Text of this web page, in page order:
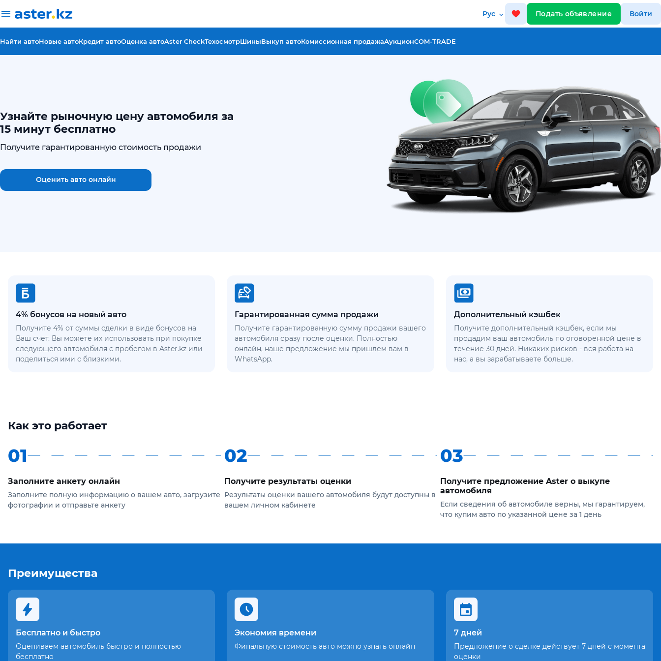
Рус Подать объявление Войти
Найти автоНовые автоКредит автоОценка автоAster CheckТехосмотрШиныВыкуп автоКомиссионная продажаАукционCOM-TRADE
Узнайте рыночную цену автомобиля за
15 минут бесплатно
Получите гарантированную стоимость продажи
Оценить авто онлайн
4% бонусов на новый авто
Получите 4% от суммы сделки в виде бонусов на
Ваш счет. Вы можете их использовать при покупке
следующего автомобиля с пробегом в Aster.kz или
поделиться ими с близкими.
Гарантированная сумма продажи
Получите гарантированную сумму продажи вашего
автомобиля сразу после оценки. Полностью
онлайн, наше предложение мы пришлем вам в
WhatsApp.
Дополнительный кэшбек
Получите дополнительный кэшбек, если мы
продадим ваш автомобиль по оговоренной цене в
течение 30 дней. Никаких рисков - вся работа на
нас, а вы зарабатываете больше.
Как это работает
01
Заполните анкету онлайн
Заполните полную информацию о вашем авто, загрузите
фотографии и отправьте анкету
02
Получите результаты оценки
Результаты оценки вашего автомобиля будут доступны в
вашем личном кабинете
03
Получите предложение Aster о выкупе
автомобиля
Если сведения об автомобиле верны, мы гарантируем,
что купим авто по указанной цене за 1 день
Преимущества
Бесплатно и быстро
Оцениваем автомобиль быстро и полностью
бесплатно
Экономия времени
Финальную стоимость авто можно узнать онлайн
7 дней
Предложение о сделке действует 7 дней с момента
оценки